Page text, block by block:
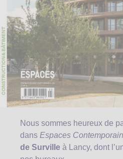
Nous sommes heureux de
dans Espaces
de Surville à Lancy, dont